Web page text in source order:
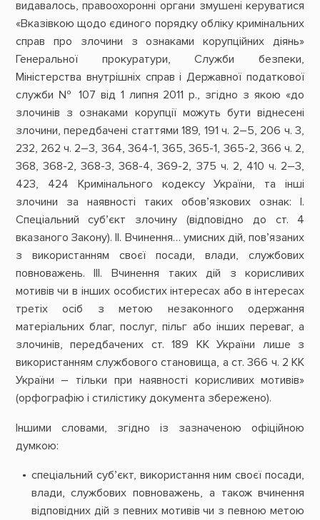
видавалось, правоохоронні органи змушені керуватися
«Вказівкою щодо єдиного порядку обліку кримінальних
справ про злочини з ознаками корупційних діянь»
Генеральної прокуратури, Служби безпеки,
Міністерства внутрішніх справ і Державної податкової
служби № 107 від 1 липня 2011 р., згідно з якою «до
злочинів з ознаками корупції можуть бути віднесені
злочини, передбачені статтями 189, 191 ч. 2–5, 206 ч. 3,
232, 262 ч. 2–3, 364, 364-1, 365, 365-1, 365-2, 366 ч. 2,
368, 368-2, 368-3, 368-4, 369-2, 375 ч. 2, 410 ч. 2–3,
423, 424 Кримінального кодексу України, та інші
злочини за наявності таких обов’язкових ознак: І.
Спеціальний суб’єкт злочину (відповідно до ст. 4
вказаного Закону). ІІ. Вчинення… умисних дій, пов’язаних
з використанням своєї посади, влади, службових
повноважень. ІІІ. Вчинення таких дій з корисливих
мотивів чи в інших особистих інтересах або в інтересах
третіх осіб з метою незаконного одержання
матеріальних благ, послуг, пільг або інших переваг, а
злочинів, передбачених ст. 189 КК України лише з
використанням службового становища, а ст. 366 ч. 2 КК
України – тільки при наявності корисливих мотивів»
(орфографію і стилістику документа збережено).
Іншими словами, згідно із зазначеною офіційною
думкою:
спеціальний суб’єкт, використання ним своєї посади,
влади, службових повноважень, а також вчинення
відповідних дій з певних мотивів чи з певною метою